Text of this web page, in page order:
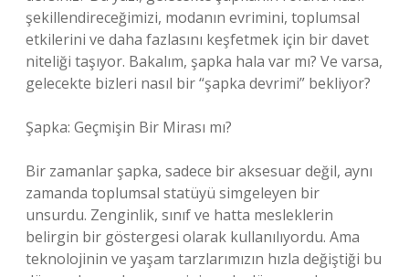
şekillendireceğimizi, modanın evrimini, toplumsal
etkilerini ve daha fazlasını keşfetmek için bir davet
niteliği taşıyor. Bakalım, şapka hala var mı? Ve varsa,
gelecekte bizleri nasıl bir “şapka devrimi” bekliyor?
Şapka: Geçmişin Bir Mirası mı?
Bir zamanlar şapka, sadece bir aksesuar değil, aynı
zamanda toplumsal statüyü simgeleyen bir
unsurdu. Zenginlik, sınıf ve hatta mesleklerin
belirgin bir göstergesi olarak kullanılıyordu. Ama
teknolojinin ve yaşam tarzlarımızın hızla değiştiği bu